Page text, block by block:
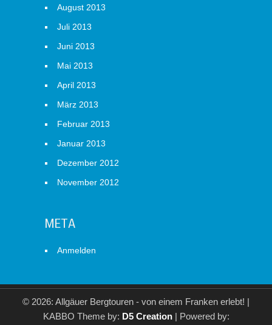
August 2013
Juli 2013
Juni 2013
Mai 2013
April 2013
März 2013
Februar 2013
Januar 2013
Dezember 2012
November 2012
META
Anmelden
© 2026: Allgäuer Bergtouren - von einem Franken erlebt! |
KABBO Theme by: D5 Creation| Powered by: